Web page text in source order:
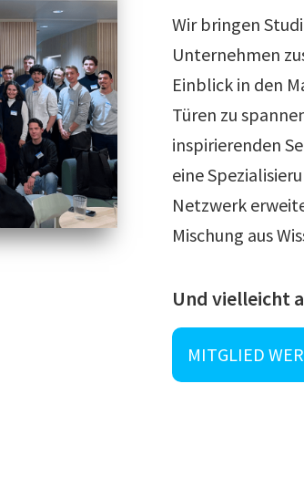
Wir bringen
Unternehmen
Einblick in den
Türen zu
inspirierenden
eine
Netzwerk
Mischung aus
Und vielleicht
MITGLIED